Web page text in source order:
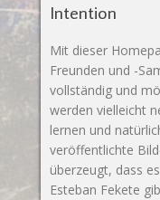
Intention
Mit dieser
Freunden und -
vollständig und
werden vielleicht
lernen und
veröffentlichte
überzeugt, dass
Esteban Fekete